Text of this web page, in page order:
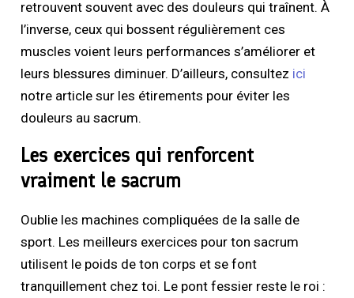
retrouvent souvent avec des douleurs qui traînent. À
l’inverse, ceux qui bossent régulièrement ces
muscles voient leurs performances s’améliorer et
leurs blessures diminuer. D’ailleurs, consultez ici
notre article sur les étirements pour éviter les
douleurs au sacrum.
Les exercices qui renforcent
vraiment le sacrum
Oublie les machines compliquées de la salle de
sport. Les meilleurs exercices pour ton sacrum
utilisent le poids de ton corps et se font
tranquillement chez toi. Le pont fessier reste le roi :